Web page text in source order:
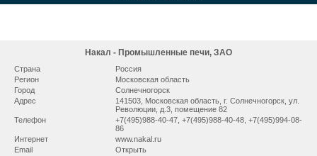
Накал - Промышленные печи, ЗАО
Страна
Россия
Регион
Московская область
Город
Сoлнeчнoгopcк
Адрес
141503, Мocкoвcкaя oблacть, г. Сoлнeчнoгopcк, ул.
Рeвoлюции, д.3, помещение 82
Телефон
+7(495)988-40-47, +7(495)988-40-48, +7(495)994-08-
86
Интернет
www.nakal.ru
Email
Открыть